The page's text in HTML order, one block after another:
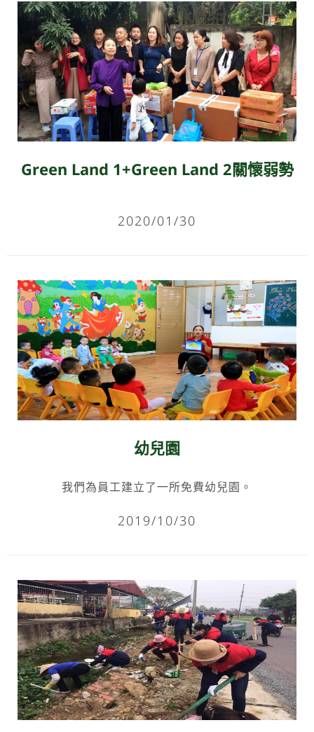
Green Land 1+Green Land 2關懷弱勢
2020/01/30
幼兒園
我們為員工建立了一所免費幼兒園。
2019/10/30